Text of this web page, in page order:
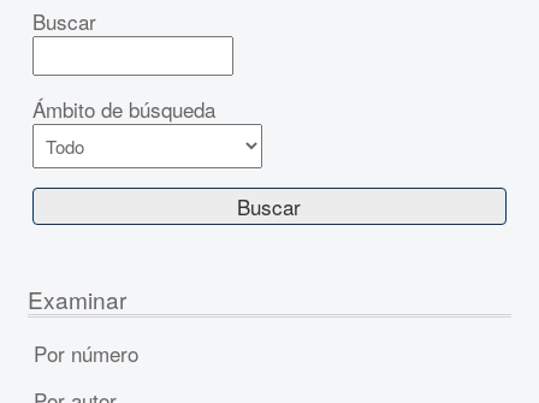
Buscar
Ámbito de búsqueda
Examinar
Por número